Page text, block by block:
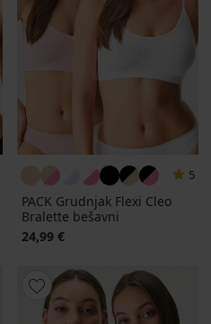
5
PACK Grudnjak Flexi Cleo
Bralette bešavni
24,99 €